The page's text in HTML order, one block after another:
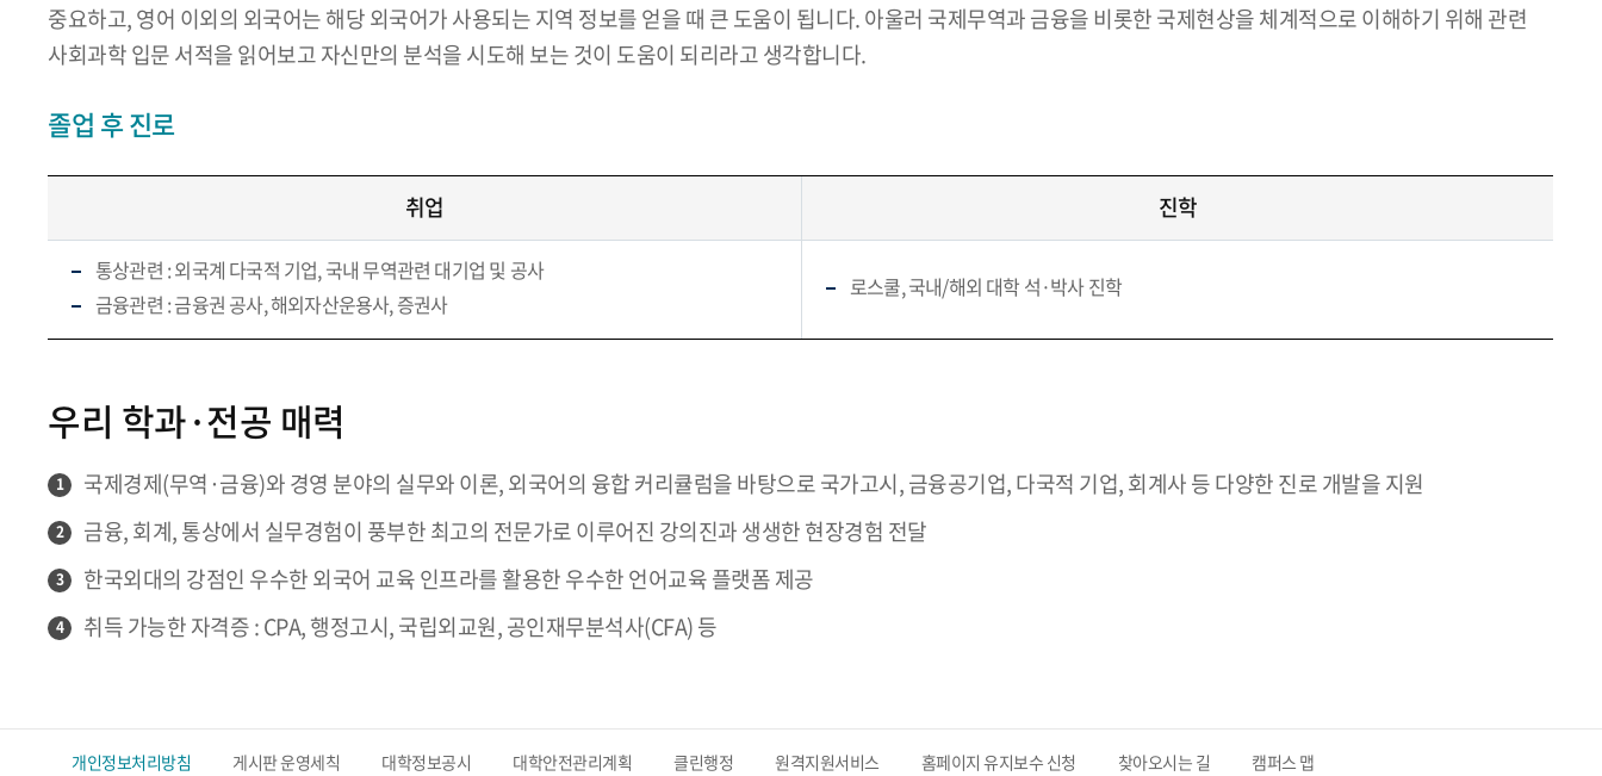
중요하고, 영어 이외의 외국어는 해당 외국어가 사용되는 지역 정보를 얻을 때 큰 도움이 됩니다. 아울러 국제무역과 금융을 비롯한 국제현상을 체계적으로 이해하기 위해 관련
사회과학 입문 서적을 읽어보고 자신만의 분석을 시도해 보는 것이 도움이 되리라고 생각합니다.
졸업 후 진로
취업 진학
통상관련 : 외국계 다국적 기업, 국내 무역관련 대기업 및 공사
금융관련 : 금융권 공사, 해외자산운용사, 증권사
로스쿨, 국내/해외 대학 석·박사 진학
우리 학과·전공 매력
1 국제경제(무역·금융)와 경영 분야의 실무와 이론, 외국어의 융합 커리큘럼을 바탕으로 국가고시, 금융공기업, 다국적 기업, 회계사 등 다양한 진로 개발을 지원
2 금융, 회계, 통상에서 실무경험이 풍부한 최고의 전문가로 이루어진 강의진과 생생한 현장경험 전달
3 한국외대의 강점인 우수한 외국어 교육 인프라를 활용한 우수한 언어교육 플랫폼 제공
4 취득 가능한 자격증 : CPA, 행정고시, 국립외교원, 공인재무분석사(CFA) 등
개인정보처리방침 게시판 운영세칙 대학정보공시 대학안전관리계획 클린행정 원격지원서비스 홈페이지 유지보수 신청 찾아오시는 길 캠퍼스 맵